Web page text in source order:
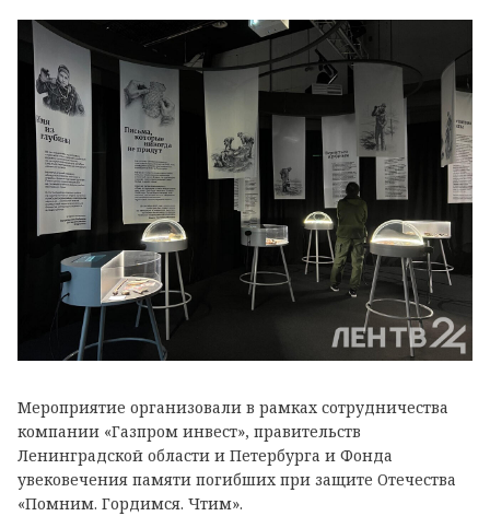
Мероприятие организовали в рамках сотрудничества
компании «Газпром инвест», правительств
Ленинградской области и Петербурга и Фонда
увековечения памяти погибших при защите Отечества
«Помним. Гордимся. Чтим».